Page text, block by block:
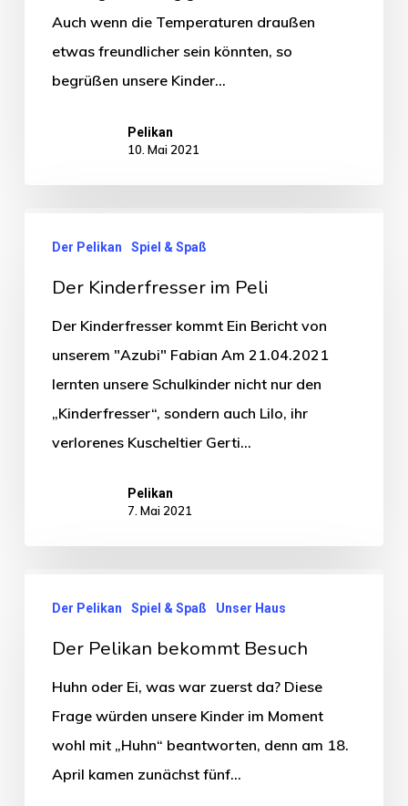
Auch wenn die Temperaturen draußen
etwas freundlicher sein könnten, so
begrüßen unsere Kinder…
Pelikan
10. Mai 2021
Der Pelikan Spiel & Spaß
Der Kinderfresser im Peli
Der Kinderfresser kommt Ein Bericht von
unserem "Azubi" Fabian Am 21.04.2021
lernten unsere Schulkinder nicht nur den
„Kinderfresser“, sondern auch Lilo, ihr
verlorenes Kuscheltier Gerti…
Pelikan
7. Mai 2021
Der Pelikan Spiel & Spaß Unser Haus
Der Pelikan bekommt Besuch
Huhn oder Ei, was war zuerst da? Diese
Frage würden unsere Kinder im Moment
wohl mit „Huhn“ beantworten, denn am 18.
April kamen zunächst fünf…